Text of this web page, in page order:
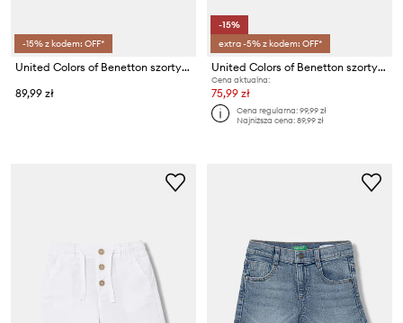
-15% z kodem: OFF*
United Colors of Benetton szorty dziecięce
89,99 zł
-15%
extra -5% z kodem: OFF*
United Colors of Benetton szorty dziecięce z lnem
Cena aktualna:
75,99 zł
Cena regularna:99,99 zł
Najniższa cena:89,99 zł